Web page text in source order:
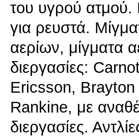
του υγρού ατμού.
για ρευστά.
αερίων, μίγματα
διεργασίες:
Ericsson, Brayton
Rankine, με
διεργασίες.